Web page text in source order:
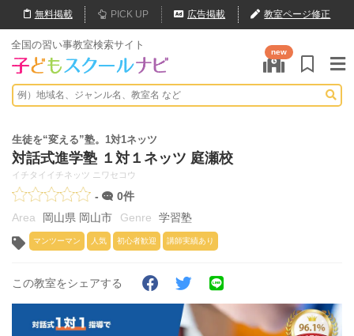
無料掲載 PICK UP 広告掲載 教室ページ修正
全国の習い事教室検索サイト
new
生徒を“変える”塾。1対1ネッツ
対話式進学塾 １対１ネッツ 庭瀬校
イチタイイチネッツ ニワセコウ
-
0件
岡山県 岡山市
学習塾
マンツーマン 人気 初心者歓迎 講師実績あり
この教室をシェアする